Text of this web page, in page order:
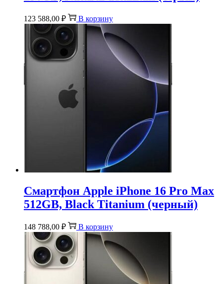
123 588,00 ₽ В корзину
Смартфон Apple iPhone 16 Pro Max
512GB, Black Titanium (черный)
148 788,00 ₽ В корзину